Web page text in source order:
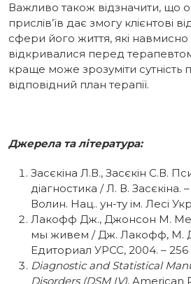
Важливо також відзначити, що
прислів’їв дає змогу клієнтові
сфери його життя, які
відкривалися перед
краще може зрозуміти сутність
відповідний план терапії.
Джерела та література:
Засєкіна Л.В., Засєкін С.В.
діагностика / Л. В.
Волин. Нац.. ун-ту ім. Лесі
Лакофф Дж., Джонсон М.
мы живем / Дж. Лакофф, М.
Едиториал УРСС, 2004. – 256
Diagnostic and Statistical
Disorders (DSM IV), American